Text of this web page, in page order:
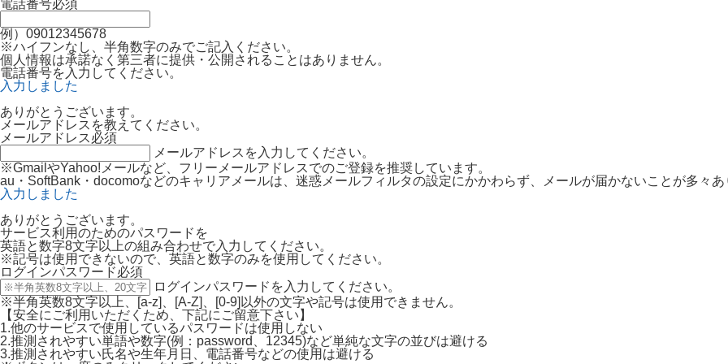
電話番号必須
例）09012345678
※ハイフンなし、半角数字のみでご記入ください。
個人情報は承諾なく第三者に提供・公開されることはありません。
電話番号を入力してください。
入力しました
ありがとうございます。
メールアドレスを教えてください。
メールアドレス必須
メールアドレスを入力してください。
※GmailやYahoo!メールなど、フリーメールアドレスでのご登録を推奨しています。
au・SoftBank・docomoなどのキャリアメールは、迷惑メールフィルタの設定にかかわらず、メールが届かないことが多々あ
入力しました
ありがとうございます。
サービス利用のためのパスワードを
英語と数字8文字以上の組み合わせで入力してください。
※記号は使用できないので、英語と数字のみを使用してください。
ログインパスワード必須
ログインパスワードを入力してください。
※半角英数8文字以上、[a-z]、[A-Z]、[0-9]以外の文字や記号は使用できません。
【安全にご利用いただくため、下記にご留意下さい】
1.他のサービスで使用しているパスワードは使用しない
2.推測されやすい単語や数字(例：password、12345)など単純な文字の並びは避ける
3.推測されやすい氏名や生年月日、電話番号などの使用は避ける